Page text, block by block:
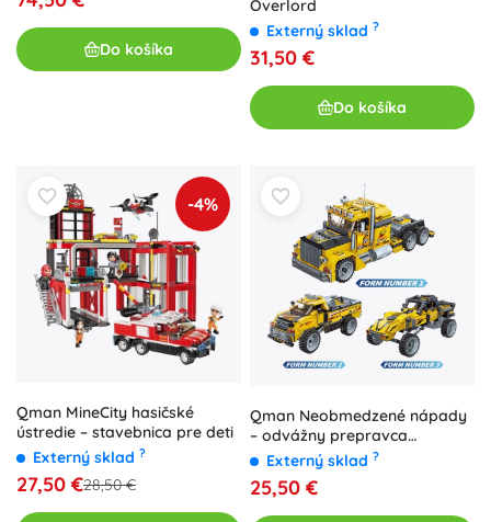
Do košíka
Overlord
Externý sklad ?
31,50 €
Do košíka
-4%
Qman MineCity hasičské
ústredie – stavebnica pre deti
Externý sklad ?
27,50 €28,50 €
Qman Neobmedzené nápady
– odvážny prepravca
stavebnica s naťahovacím
pohonom
Externý sklad ?
25,50 €